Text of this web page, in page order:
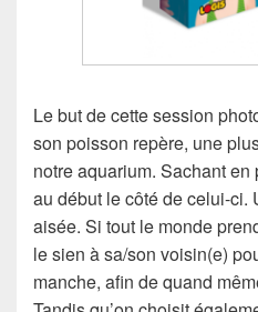
Le but de cette session
son poisson repère, une
notre aquarium. Sachant
au début le côté de celui-ci.
aisée. Si tout le monde
le sien à sa/son voisin(e)
manche, afin de quand